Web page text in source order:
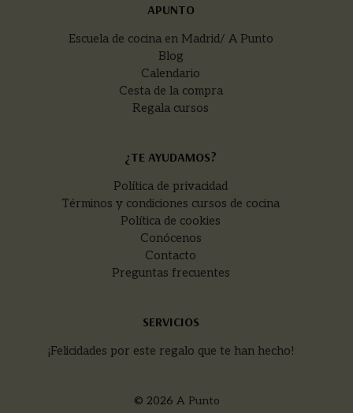
APUNTO
Escuela de cocina en Madrid/ A Punto
Blog
Calendario
Cesta de la compra
Regala cursos
¿TE AYUDAMOS?
Política de privacidad
Términos y condiciones cursos de cocina
Política de cookies
Conócenos
Contacto
Preguntas frecuentes
SERVICIOS
¡Felicidades por este regalo que te han hecho!
© 2026 A Punto